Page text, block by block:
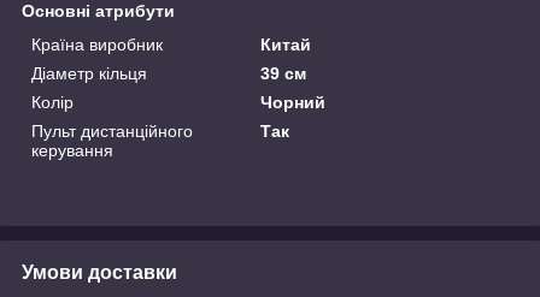
Основні атрибути
Країна виробник
Китай
Діаметр кільця
39 см
Колір
Чорний
Пульт дистанційного
керування
Так
Умови доставки